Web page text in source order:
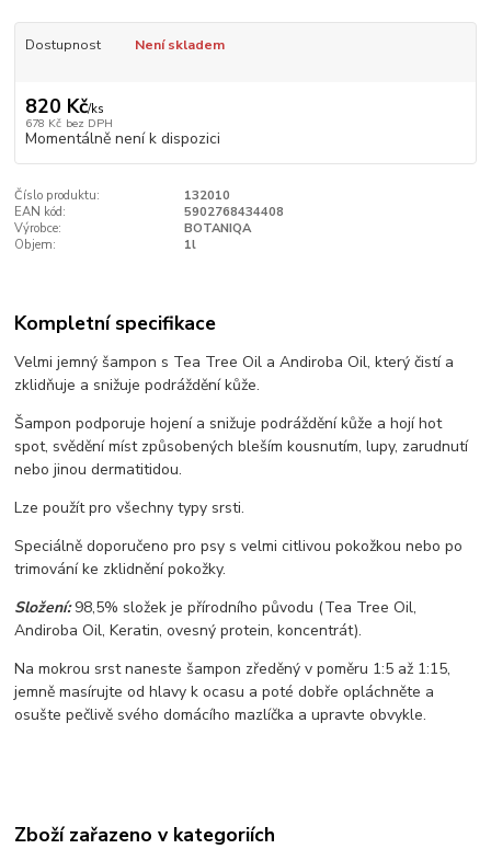
Dostupnost Není skladem
820 Kč/ks
678 Kč bez DPH
Momentálně není k dispozici
Číslo produktu:
132010
EAN kód:
5902768434408
Výrobce:
BOTANIQA
Objem:
1l
Kompletní specifikace
Velmi jemný šampon s Tea Tree Oil a Andiroba Oil, který čistí a
zklidňuje a snižuje podráždění kůže.
Šampon podporuje hojení a snižuje podráždění kůže a hojí hot
spot, svědění míst způsobených bleším kousnutím, lupy, zarudnutí
nebo jinou dermatitidou.
Lze použít pro všechny typy srsti.
Speciálně doporučeno pro psy s velmi citlivou pokožkou nebo po
trimování ke zklidnění pokožky.
Složení:98,5% složek je přírodního původu (Tea Tree Oil,
Andiroba Oil, Keratin, ovesný protein, koncentrát).
Na mokrou srst naneste šampon zředěný v poměru 1:5 až 1:15,
jemně masírujte od hlavy k ocasu a poté dobře opláchněte a
osušte pečlivě svého domácího mazlíčka a upravte obvykle.
Zboží zařazeno v kategoriích